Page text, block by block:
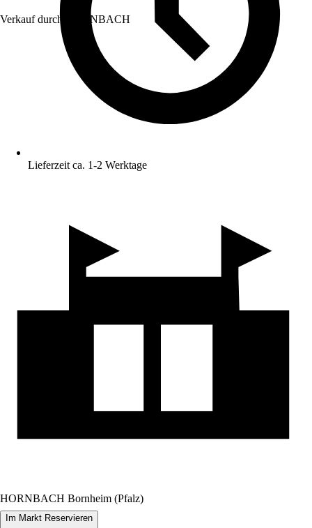
Verkauf durch: HORNBACH
Lieferzeit ca. 1-2 Werktage
HORNBACH Bornheim (Pfalz)
Im Markt Reservieren